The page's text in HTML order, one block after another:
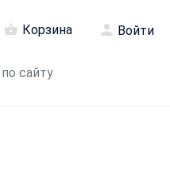
Корзина Войти